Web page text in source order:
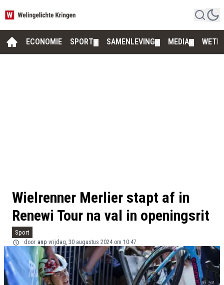
ECONOMIE SPORT SAMENLEVING MEDIA
Wielrenner Merlier stapt af in
Renewi Tour na val in openingsrit
Sport
door anp vrijdag, 30 augustus 2024 om 10:47